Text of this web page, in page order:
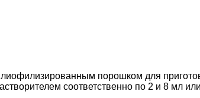
порошком для
соответственно по 2 и 8 мл